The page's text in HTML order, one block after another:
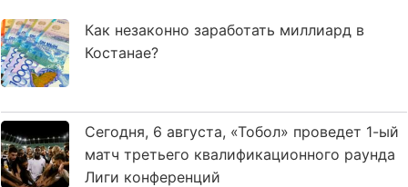
Как незаконно заработать миллиард в
Костанае?
Сегодня, 6 августа, «Тобол» проведет 1-ый
матч третьего квалификационного раунда
Лиги конференций